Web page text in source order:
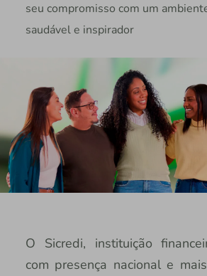
seu compromisso com um
saudável e inspirador
O Sicredi, instituição
com presença nacional e